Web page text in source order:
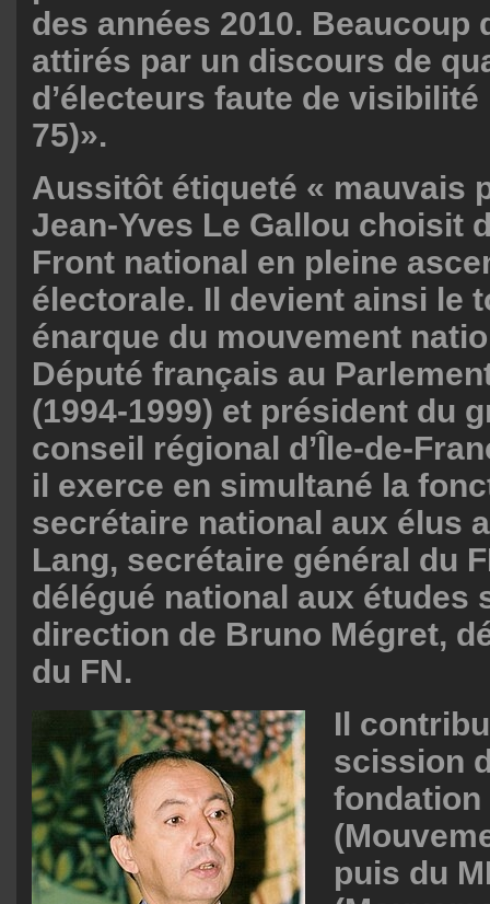
des années 2010. Beaucoup
attirés par un discours de
d’électeurs faute de
75)».
Aussitôt étiqueté « mauvais
Jean-Yves Le Gallou choisit
Front national en pleine
électorale. Il devient ainsi le
énarque du mouvement
Député français au
(1994-1999) et président du
conseil régional d’Île-de-
il exerce en simultané la
secrétaire national aux élus
Lang, secrétaire général du
délégué national aux études
direction de Bruno Mégret,
du FN.
Il
scission
fondation
puis du